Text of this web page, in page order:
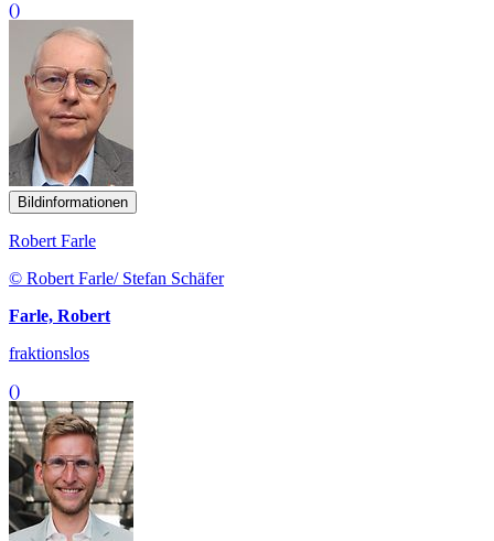
()
Bildinformationen
Robert Farle
© Robert Farle/ Stefan Schäfer
Farle, Robert
fraktionslos
()